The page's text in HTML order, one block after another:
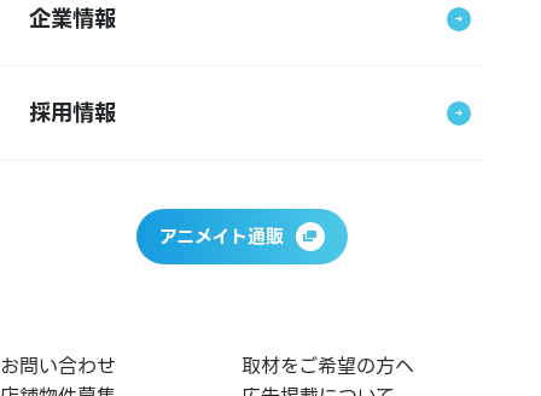
企業情報
採用情報
アニメイト通販
お問い合わせ
取材をご希望の方へ